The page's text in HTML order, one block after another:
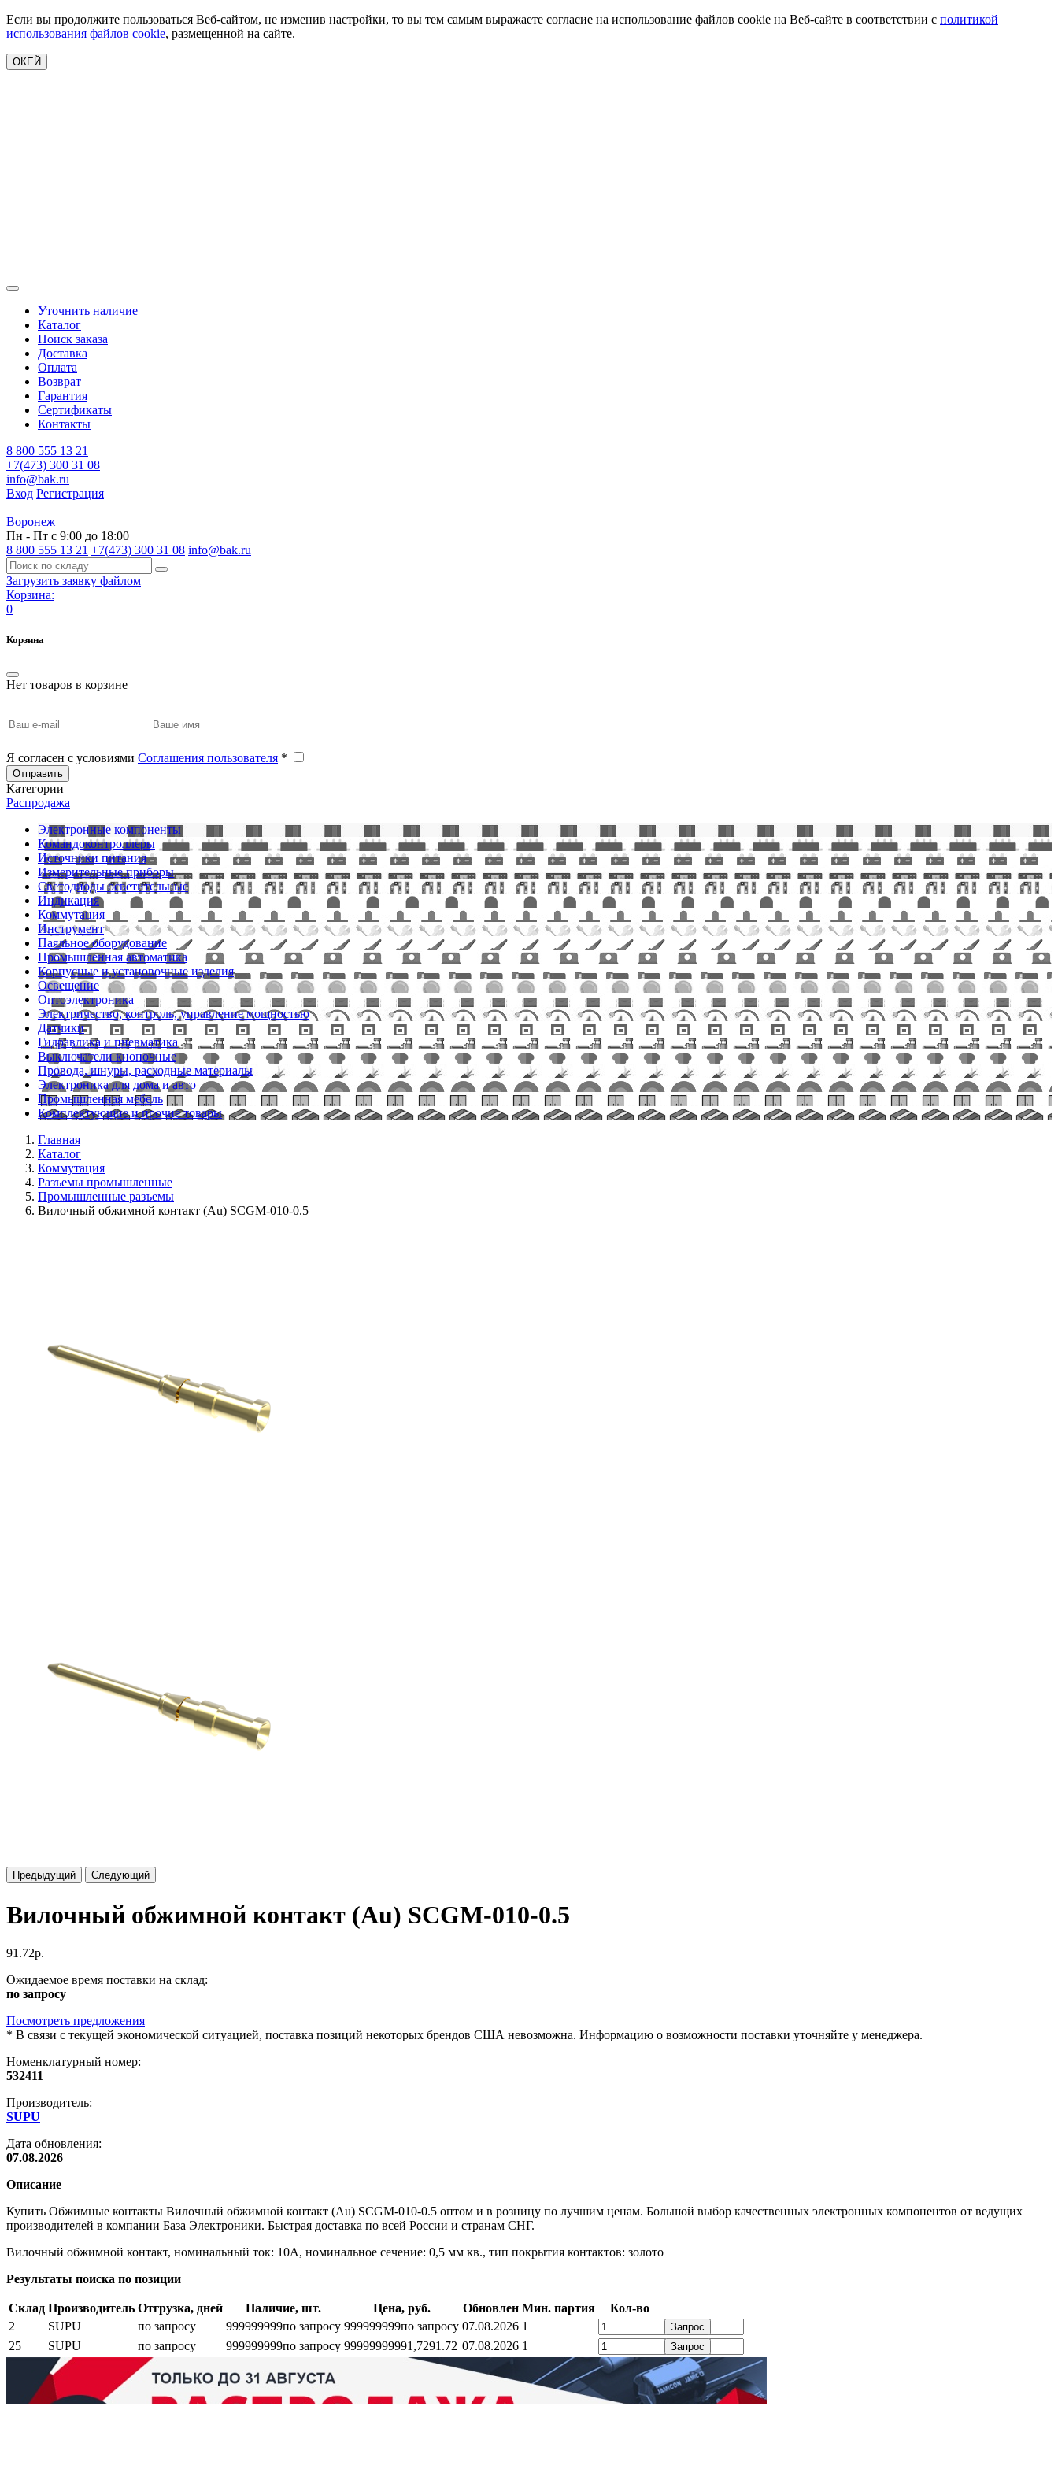
Если вы продолжите пользоваться Веб-сайтом, не изменив настройки, то вы тем самым выражаете согласие на использование файлов cookie на Веб-сайте в соответствии с политикой
использования файлов cookie, размещенной на сайте.
ОКЕЙ
Уточнить наличие
Каталог
Поиск заказа
Доставка
Оплата
Возврат
Гарантия
Сертификаты
Контакты
8 800 555 13 21
+7(473) 300 31 08
info@bak.ru
Вход Регистрация
Воронеж
Пн - Пт с 9:00 до 18:00
8 800 555 13 21 +7(473) 300 31 08 info@bak.ru
Загрузить заявку файлом
Корзина:
0
Корзина
Нет товаров в корзине
Я согласен с условиями Соглашения пользователя *
Отправить
Категории
Распродажа
Электронные компоненты
Командоконтроллеры
Источники питания
Измерительные приборы
Светодиоды осветительные
Индикация
Коммутация
Инструмент
Паяльное оборудование
Промышленная автоматика
Корпусные и установочные изделия
Освещение
Оптоэлектроника
Электричество, контроль, управление мощностью
Датчики
Гидравлика и пневматика
Выключатели кнопочные
Провода, шнуры, расходные материалы
Электроника для дома и авто
Промышленная мебель
Комплектующие и прочие товары
Главная
Каталог
Коммутация
Разъемы промышленные
Промышленные разъемы
Вилочный обжимной контакт (Au) SCGM-010-0.5
Предыдущий Следующий
Вилочный обжимной контакт (Au) SCGM-010-0.5
91.72р.
Ожидаемое время поставки на склад:
по запросу
Посмотреть предложения
* В связи с текущей экономической ситуацией, поставка позиций некоторых брендов США невозможна. Информацию о возможности поставки уточняйте у менеджера.
Номенклатурный номер:
532411
Производитель:
SUPU
Дата обновления:
07.08.2026
Описание
Купить Обжимные контакты Вилочный обжимной контакт (Au) SCGM-010-0.5 оптом и в розницу по лучшим ценам. Большой выбор качественных электронных компонентов от ведущих
производителей в компании База Электроники. Быстрая доставка по всей России и странам СНГ.
Вилочный обжимной контакт, номинальный ток: 10A, номинальное сечение: 0,5 мм кв., тип покрытия контактов: золото
Результаты поиска по позиции
Склад Производитель Отгрузка, дней Наличие, шт. Цена, руб. Обновлен Мин. партия
Кол-во
2
SUPU по запросу 999999999по запросу 999999999по запросу 07.08.2026 1 Запрос
25 SUPU по запросу 999999999по запросу 99999999991,7291.72 07.08.2026 1 Запрос